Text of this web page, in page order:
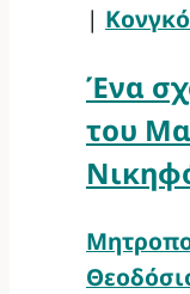
|
Ένα
του